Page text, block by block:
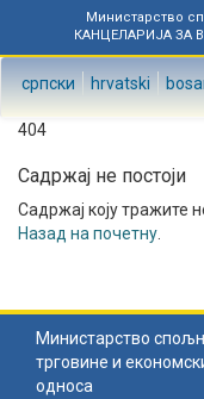
Министарство
КАНЦЕЛАРИЈА ЗА
српски hrvatski
404
Садржај не постоји
Садржај коју тражите
Назад на почетну
Министарство
трговине и
односа